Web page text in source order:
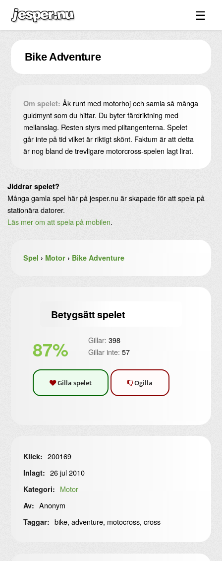
☰
Spel ↓
Bilder ↓
Forum ↓
Videos
Blandat ↓
Om sidan ↓
Bike Adventure
Om spelet: Åk runt med motorhoj och samla så många
guldmynt som du hittar. Du byter färdriktning med
mellanslag. Resten styrs med piltangenterna. Spelet
går inte på tid vilket är riktigt skönt. Faktum är att detta
är nog bland de trevligare motorcross-spelen lagt lirat.
Jiddrar spelet?
Många gamla spel här på jesper.nu är skapade för att spela på
stationära datorer.
Läs mer om att spela på mobilen.
Spel › Motor› Bike Adventure
Betygsätt spelet
87% Gillar: 398
Gillar inte: 57
Gilla spelet Ogilla
Klick: 200169
Inlagt: 26 jul 2010
Kategori: Motor
Av: Anonym
Taggar: bike, adventure, motocross, cross